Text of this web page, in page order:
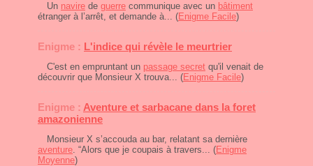
Un navire de guerre communique avec un bâtiment
étranger à l’arrêt, et demande à... (Enigme Facile)
Enigme : L'indice qui révèle le meurtrier
C'est en empruntant un passage secret qu'il venait de
découvrir que Monsieur X trouva... (Enigme Facile)
Enigme : Aventure et sarbacane dans la foret
amazonienne
Monsieur X s’accouda au bar, relatant sa dernière
aventure. “Alors que je coupais à travers... (Enigme
Moyenne)